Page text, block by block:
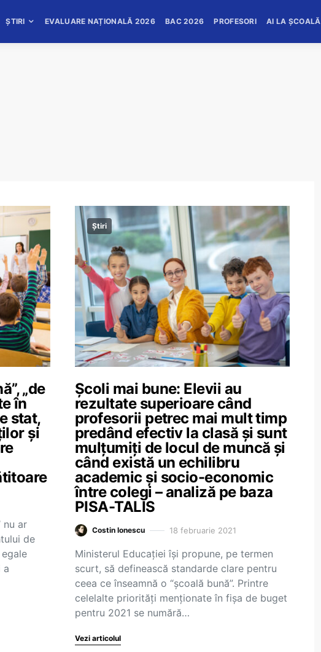
ȘTIRI EVALUARE NAȚIONALĂ 2026 BAC 2026 PROFESORI AI LA ȘCOALĂ
„de
în
stat,
și
nu ar
de
a
Știri
Școli mai bune: Elevii au
rezultate superioare când
profesorii petrec mai mult timp
predând efectiv la clasă și sunt
mulțumiți de locul de muncă și
când există un echilibru
academic și socio-economic
între colegi – analiză pe baza
PISA-TALIS
Costin Ionescu 18 februarie 2021
Ministerul Educației își propune, pe termen
scurt, să definească standarde clare pentru
ceea ce înseamnă o “școală bună”. Printre
celelalte priorități menționate în fișa de buget
pentru 2021 se numără…
Vezi articolul